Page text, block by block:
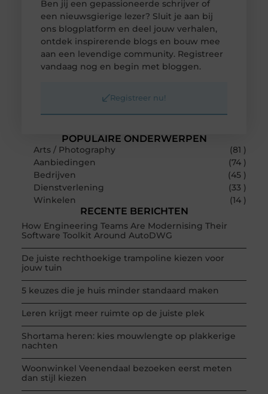
POPULAIRE ONDERWERPEN
Arts / Photography
(81 )
Aanbiedingen
(74 )
Bedrijven
(45 )
Dienstverlening
(33 )
Winkelen
(14 )
RECENTE BERICHTEN
How Engineering Teams Are Modernising Their
Software Toolkit Around AutoDWG
De juiste rechthoekige trampoline kiezen voor
jouw tuin
5 keuzes die je huis minder standaard maken
Leren krijgt meer ruimte op de juiste plek
Shortama heren: kies mouwlengte op plakkerige
nachten
Woonwinkel Veenendaal bezoeken eerst meten
dan stijl kiezen
Ben jij een gepassioneerde schrijver of
een nieuwsgierige lezer? Sluit je aan bij
ons blogplatform en deel jouw verhalen,
ontdek inspirerende blogs en bouw mee
aan een levendige community. Registreer
vandaag nog en begin met bloggen.
Registreer nu!